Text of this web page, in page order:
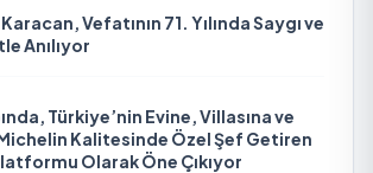
Vefatının 71. Yılında Saygı ve
Anılıyor
Türkiye’nin Evine, Villasına ve
Kalitesinde Özel Şef Getiren
Olarak Öne Çıkıyor